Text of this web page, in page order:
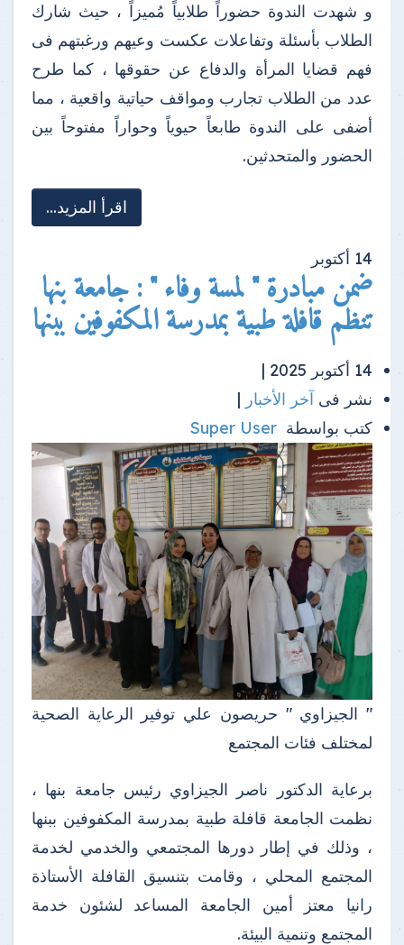
و شهدت الندوة حضوراً طلابياً مُميزاً ، حيث شارك
الطلاب بأسئلة وتفاعلات عكست وعيهم ورغبتهم فى
فهم قضايا المرأة والدفاع عن حقوقها ، كما طرح
عدد من الطلاب تجارب ومواقف حياتية واقعية ، مما
أضفى على الندوة طابعاً حيوياً وحواراً مفتوحاً بين
الحضور والمتحدثين.
اقرأ المزيد...
14 أكتوبر
ضمن مبادرة " لمسة وفاء " : جامعة بنها
تنظم قافلة طبية بمدرسة المكفوفين ببنها
14 أكتوبر 2025 |
نشر فى آخر الأخبار |
كتب بواسطة Super User
" الجيزاوي " حريصون علي توفير الرعاية الصحية
لمختلف فئات المجتمع
برعاية الدكتور ناصر الجيزاوي رئيس جامعة بنها ،
نظمت الجامعة قافلة طبية بمدرسة المكفوفين ببنها
، وذلك في إطار دورها المجتمعي والخدمي لخدمة
المجتمع المحلي ، وقامت بتنسيق القافلة الأستاذة
رانيا معتز أمين الجامعة المساعد لشئون خدمة
المجتمع وتنمية البيئة.